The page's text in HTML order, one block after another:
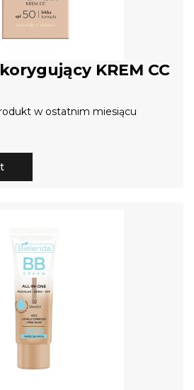
KREM CC
w ostatnim miesiącu